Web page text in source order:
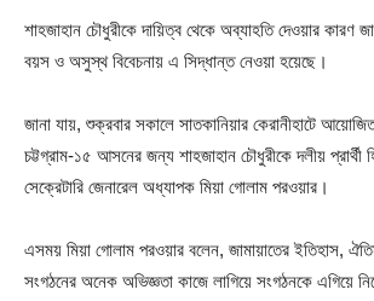
শাহজাহান চৌধুরীকে দায়িত্ব থেকে অব্যাহতি দেওয়ার কারণ
বয়স ও অসুস্থ বিবেচনায় এ সিদ্ধান্ত নেওয়া হয়েছে।
জানা যায়, শুক্রবার সকালে সাতকানিয়ার কেরানীহাটে
চট্টগ্রাম-১৫ আসনের জন্য শাহজাহান চৌধুরীকে দলীয় প্রার্থী
সেক্রেটারি জেনারেল অধ্যাপক মিয়া গোলাম পরওয়ার।
এসময় মিয়া গোলাম পরওয়ার বলেন, জামায়াতের ইতিহাস,
সংগঠনের অনেক অভিজ্ঞতা কাজে লাগিয়ে সংগঠনকে এগিয়ে